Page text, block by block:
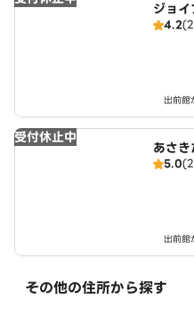
ジョ
4.2
出前館
受付休止中
あさ
5.0
出前館
その他の住所から探す